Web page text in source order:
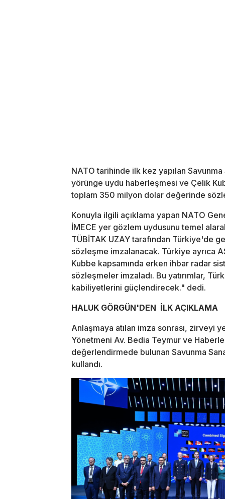
NATO tarihinde ilk kez yapılan
yörünge uydu haberleşmesi ve Çelik
toplam 350 milyon dolar değerinde
Konuyla ilgili açıklama yapan NATO
İMECE yer gözlem uydusunu temel
TÜBİTAK UZAY tarafından Türkiye'de
sözleşme imzalanacak. Türkiye ayrıca
Kubbe kapsamında erken ihbar radar
sözleşmeler imzaladı. Bu yatırımlar,
kabiliyetlerini güçlendirecek." dedi.
HALUK GÖRGÜN'DEN İLK AÇIKLAMA
Anlaşmaya atılan imza sonrası, zirveyi
Yönetmeni Av. Bedia Teymur ve
değerlendirmede bulunan Savunma
kullandı.